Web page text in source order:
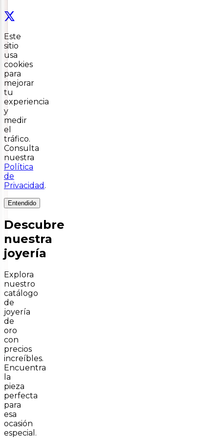
Este
sitio
usa
cookies
para
mejorar
tu
experiencia
y
medir
el
tráfico.
Consulta
nuestra
Política
de
Privacidad .
Entendido
Descubre
nuestra
joyería
Explora
nuestro
catálogo
de
joyería
de
oro
con
precios
increíbles.
Encuentra
la
pieza
perfecta
para
esa
ocasión
especial.